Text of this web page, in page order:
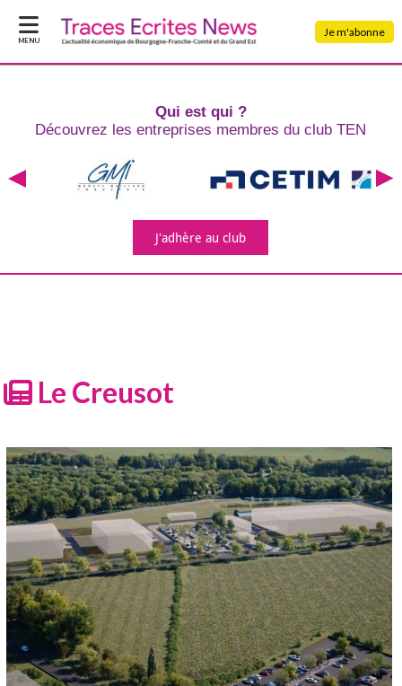
MENU
Je m'abonne
Qui est qui ?
Découvrez les entreprises membres du club TEN
J'adhèreau club
Le Creusot